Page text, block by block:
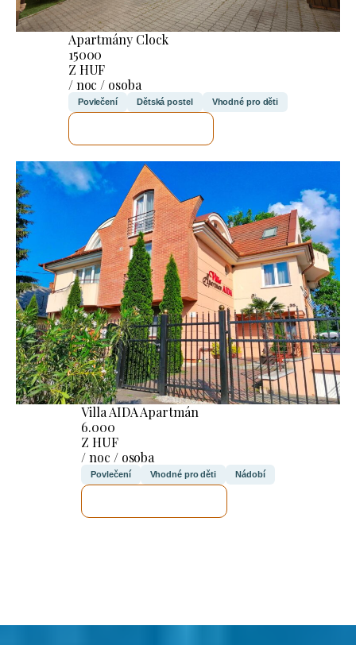
Apartmány Clock
15000
Z HUF
/ noc / osoba
Povlečení Dětská postel Vhodné pro děti
Villa AIDA Apartmán
6.000
Z HUF
/ noc / osoba
Povlečení Vhodné pro děti Nádobí